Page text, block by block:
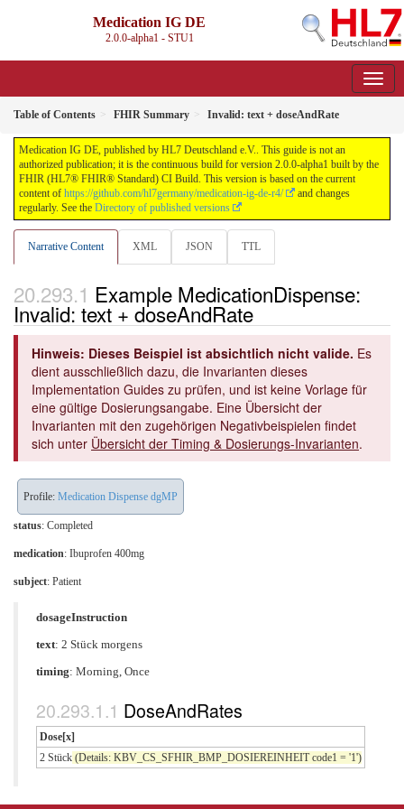
Medication IG DE
2.0.0-alpha1 - STU1
Table of Contents FHIR Summary Invalid: text + doseAndRate
Medication IG DE, published by HL7 Deutschland e.V.. This guide is not an
authorized publication; it is the continuous build for version 2.0.0-alpha1 built by the
FHIR (HL7® FHIR® Standard) CI Build. This version is based on the current
content of https://github.com/hl7germany/medication-ig-de-r4/
and changes
regularly. See the Directory of published versions
Narrative Content XML JSON TTL
Example MedicationDispense:
Invalid: text + doseAndRate
Hinweis: Dieses Beispiel ist absichtlich nicht valide. Es
dient ausschließlich dazu, die Invarianten dieses
Implementation Guides zu prüfen, und ist keine Vorlage für
eine gültige Dosierungsangabe. Eine Übersicht der
Invarianten mit den zugehörigen Negativbeispielen findet
sich unter Übersicht der Timing & Dosierungs-Invarianten.
Profile: Medication Dispense dgMP
status: Completed
medication: Ibuprofen 400mg
subject: Patient
dosageInstruction
text: 2 Stück morgens
timing: Morning, Once
DoseAndRates
Dose[x]
2 Stück (Details: KBV_CS_SFHIR_BMP_DOSIEREINHEIT code1 = '1')